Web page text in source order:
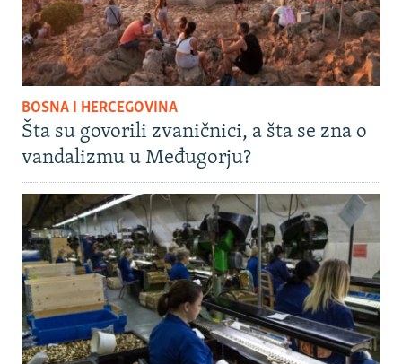
BOSNA I HERCEGOVINA
Šta su govorili zvaničnici, a šta se zna o
vandalizmu u Međugorju?